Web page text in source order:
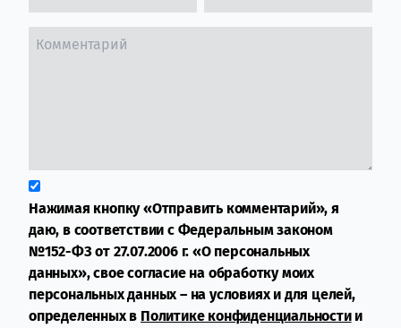
Нажимая кнопку «Отправить комментарий», я
даю, в соответствии с Федеральным законом
№152-ФЗ от 27.07.2006 г. «О персональных
данных», свое согласие на обработку моих
персональных данных – на условиях и для целей,
определенных в Политике конфиденциальностии